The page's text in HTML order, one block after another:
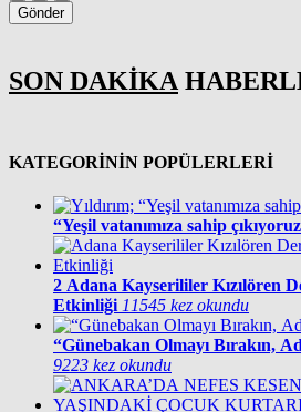
Gönder
SON DAKİKA
KATEGORİNİN POPÜLERLERİ
“Yeşil vatanımıza sahip
2 Adana Kayserililer Kızılören
Etkinliği 11545 kez okundu
“Günebakan Olmayı Bırakın,
9223 kez okundu